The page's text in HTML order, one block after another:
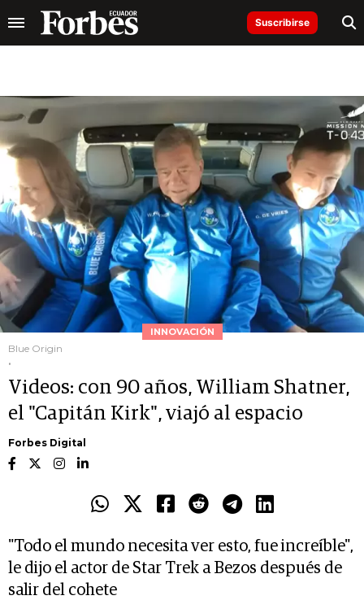
Suscribirse
INNOVACIÓN
Blue Origin
.
Videos: con 90 años, William Shatner,
el "Capitán Kirk", viajó al espacio
Forbes Digital
"Todo el mundo necesita ver esto, fue increíble",
le dijo el actor de Star Trek a Bezos después de
salir del cohete